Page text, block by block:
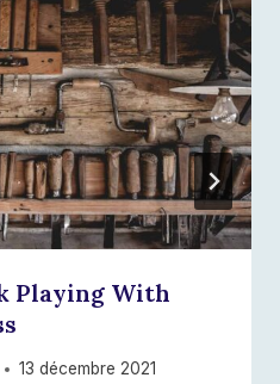
Playing With
13 décembre 2021